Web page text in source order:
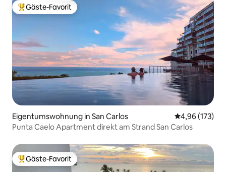
Beliebter Gäste-Favorit.
Gäste-Favorit
Eigentumswohnung in San Carlos
4,96 (173)
Punta Caelo Apartment direkt am Strand San Carlos
Beliebter Gäste-Favorit.
Gäste-Favorit